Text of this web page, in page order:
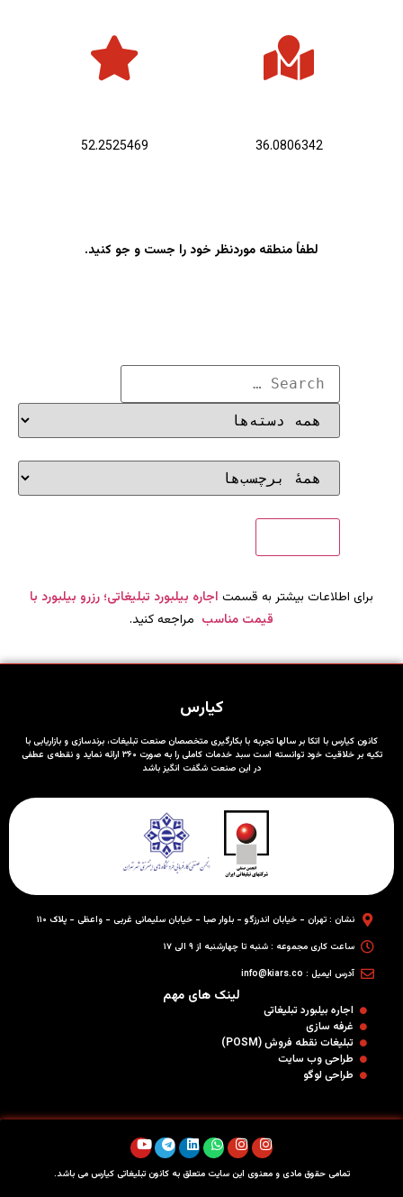
36.0806342
52.2525469
لطفاً منطقه موردنظر خود را جست و جو کنید.
برای اطلاعات بیشتر به قسمت اجاره بیلبورد تبلیغاتی؛ رزرو بیلبورد با
قیمت مناسب مراجعه کنید.
کیارس
کانون کیارس با اتکا بر سالها تجربه با بکارگیری متخصصان صنعت تبلیغات، برندسازی و بازاریابی با
تکیه بر خلاقیت خود توانسته است سبد خدمات کاملی را به صورت ۳۶۰ ارائه نماید و نقطه‌ی عطفی
در این صنعت شگفت انگیز باشد
نشان : تهران - خیابان اندرزگو - بلوار صبا - خیابان سلیمانی غربی - واعظی - پلاک ۱۱۰
ساعت کاری مجموعه : شنبه تا چهارشنبه از ۹ الی ۱۷
آدرس ایمیل : info@kiars.co
لینک های مهم
اجاره بیلبورد تبلیغاتی
غرفه سازی
تبلیغات نقطه فروش (POSM)
طراحی وب سایت
طراحی لوگو
تمامی حقوق مادی و معنوی این سایت متعلق به کانون تبلیغاتی کیارس می باشد.